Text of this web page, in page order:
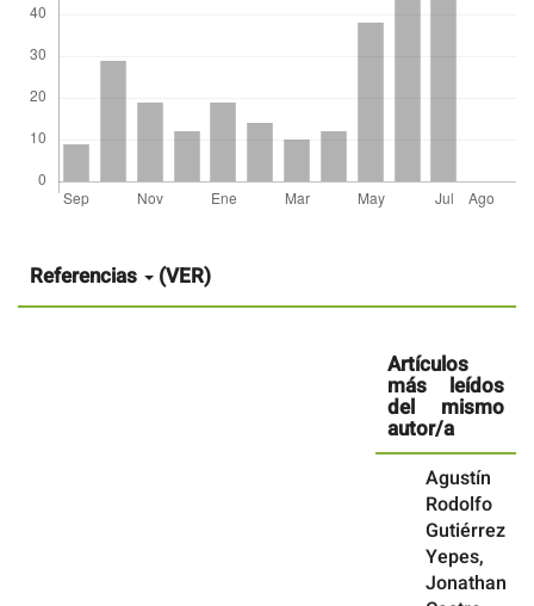
artículo
Referencias (VER)
Artículos
más leídos
del mismo
autor/a
Agustín
Rodolfo
Gutiérrez
Yepes,
Jonathan